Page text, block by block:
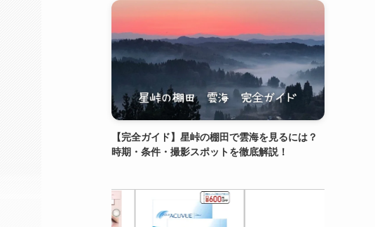
【完全ガイド】星峠の棚田で雲海を見るには？
時期・条件・撮影スポットを徹底解説！